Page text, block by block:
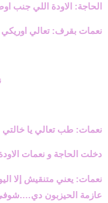
الحاجة: الاودة اللي جنب
نعمات بقرف: تعالي
نعمات
نعمات: طب تعالي يا خالتي
دخلت الحاجة و نعمات
نعمات: يعني متنقيش إلا
عازمة الحيزبون